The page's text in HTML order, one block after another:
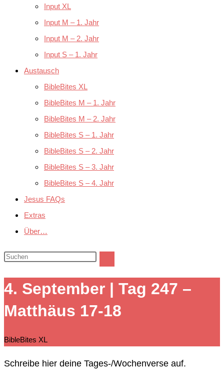
Input XL
Input M – 1. Jahr
Input M – 2. Jahr
Input S – 1. Jahr
Austausch
BibleBites XL
BibleBites M – 1. Jahr
BibleBites M – 2. Jahr
BibleBites S – 1. Jahr
BibleBites S – 2. Jahr
BibleBites S – 3. Jahr
BibleBites S – 4. Jahr
Jesus FAQs
Extras
Über…
Diese
durchsuchen
4. September | Tag 247 –
Matthäus 17-18
BibleBites XL
Schreibe hier deine Tages-/Wochenverse auf.